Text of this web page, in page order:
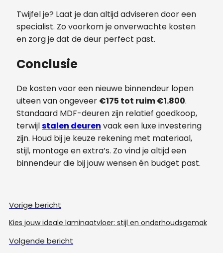
Twijfel je? Laat je dan altijd adviseren door een
specialist. Zo voorkom je onverwachte kosten
en zorg je dat de deur perfect past.
Conclusie
De kosten voor een nieuwe binnendeur lopen
uiteen van ongeveer €175 tot ruim €1.800.
Standaard MDF-deuren zijn relatief goedkoop,
terwijlstalen deuren vaak een luxe investering
zijn. Houd bij je keuze rekening met materiaal,
stijl, montage en extra’s. Zo vind je altijd een
binnendeur die bij jouw wensen én budget past.
Vorige bericht
Kies jouw ideale laminaatvloer: stijl en onderhoudsgemak
Volgende bericht